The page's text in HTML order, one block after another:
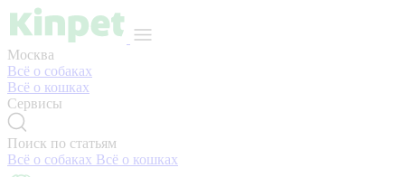
Москва
Всё о собаках
Всё о кошках
Сервисы
Поиск по статьям
Всё о собаках Всё о кошках